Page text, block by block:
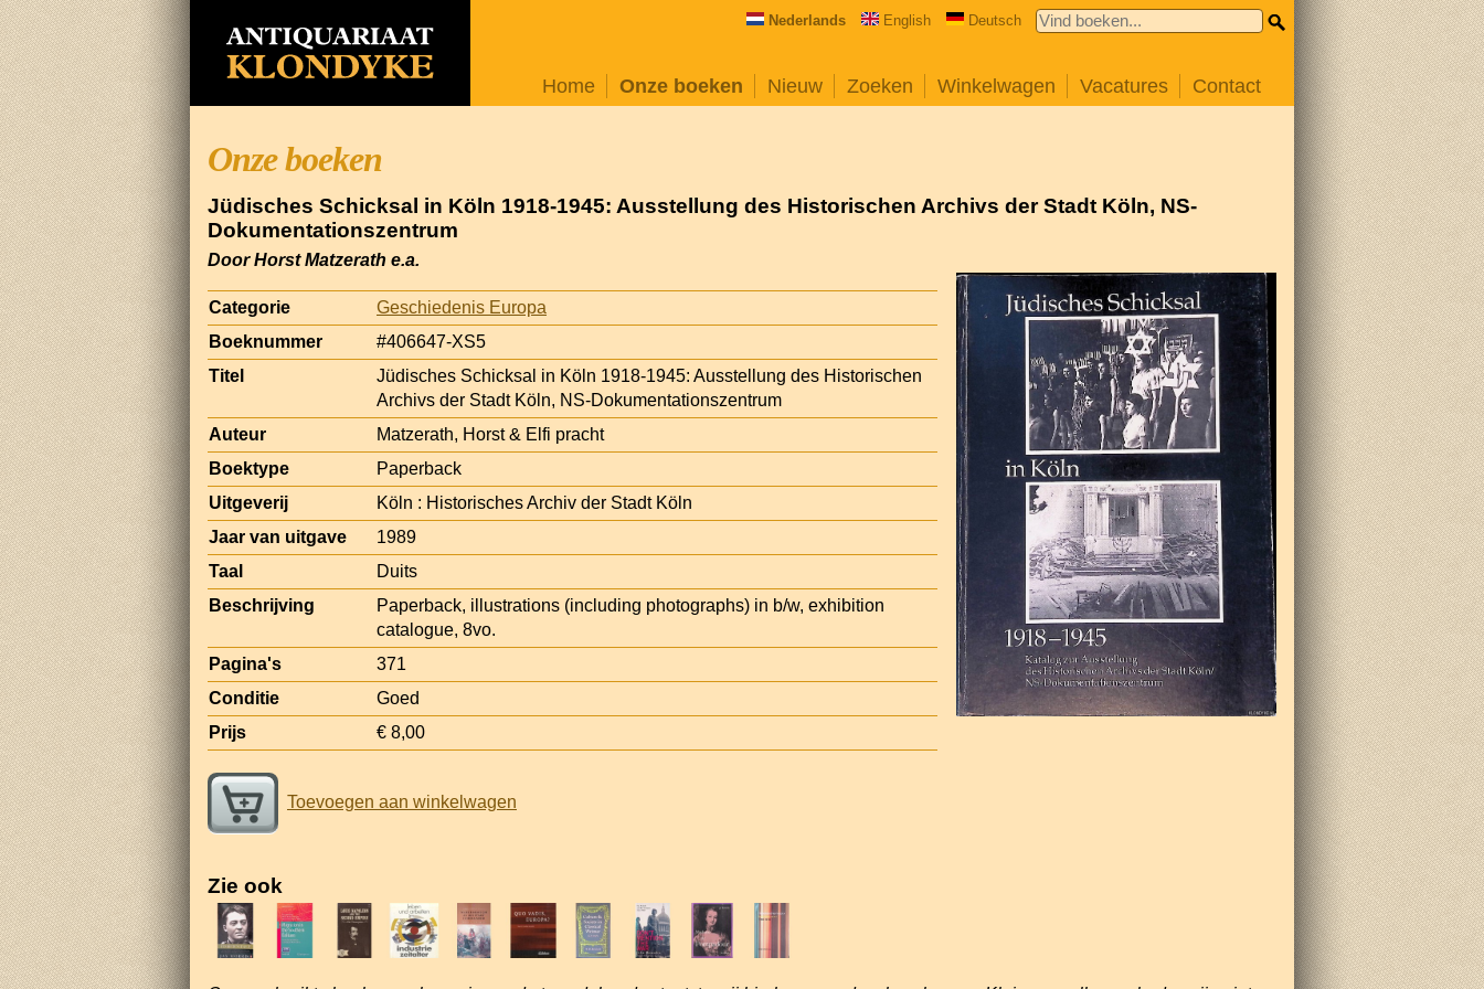
Nederlands English Deutsch
Home Onze boeken Nieuw Zoeken Winkelwagen Vacatures Contact
Onze boeken
Jüdisches Schicksal in Köln 1918-1945: Ausstellung des Historischen Archivs der Stadt Köln, NS-
Dokumentationszentrum
Door Horst Matzerath e.a.
Categorie
Geschiedenis Europa
Boeknummer
#406647-XS5
Titel
Jüdisches Schicksal in Köln 1918-1945: Ausstellung des Historischen
Archivs der Stadt Köln, NS-Dokumentationszentrum
Auteur
Matzerath, Horst & Elfi pracht
Boektype
Paperback
Uitgeverij
Köln : Historisches Archiv der Stadt Köln
Jaar van uitgave
1989
Taal
Duits
Beschrijving
Paperback, illustrations (including photographs) in b/w, exhibition
catalogue, 8vo.
Pagina's
371
Conditie
Goed
Prijs
€ 8,00
Toevoegen aan winkelwagen
Zie ook